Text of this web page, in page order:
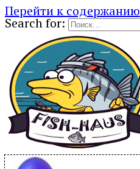
Перейти к содержанию
Search for: